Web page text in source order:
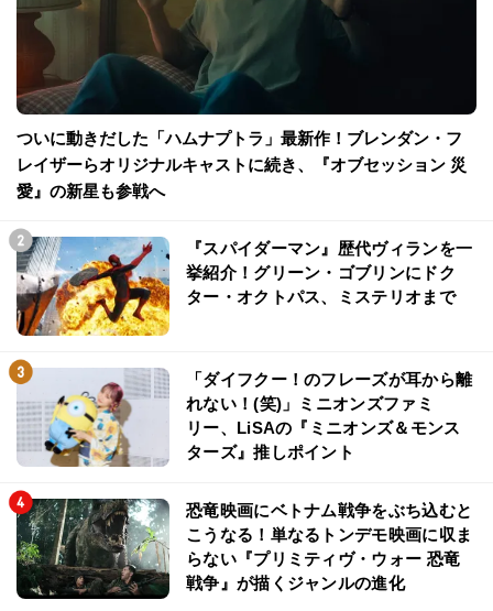
ついに動きだした「ハムナプトラ」最新作！ブレンダン・フ
レイザーらオリジナルキャストに続き、『オブセッション 災
愛』の新星も参戦へ
『スパイダーマン』歴代ヴィランを一
挙紹介！グリーン・ゴブリンにドク
ター・オクトパス、ミステリオまで
「ダイフクー！のフレーズが耳から離
れない！(笑)」ミニオンズファミ
リー、LiSAの『ミニオンズ＆モンス
ターズ』推しポイント
恐竜映画にベトナム戦争をぶち込むと
こうなる！単なるトンデモ映画に収ま
らない『プリミティヴ・ウォー 恐竜
戦争』が描くジャンルの進化